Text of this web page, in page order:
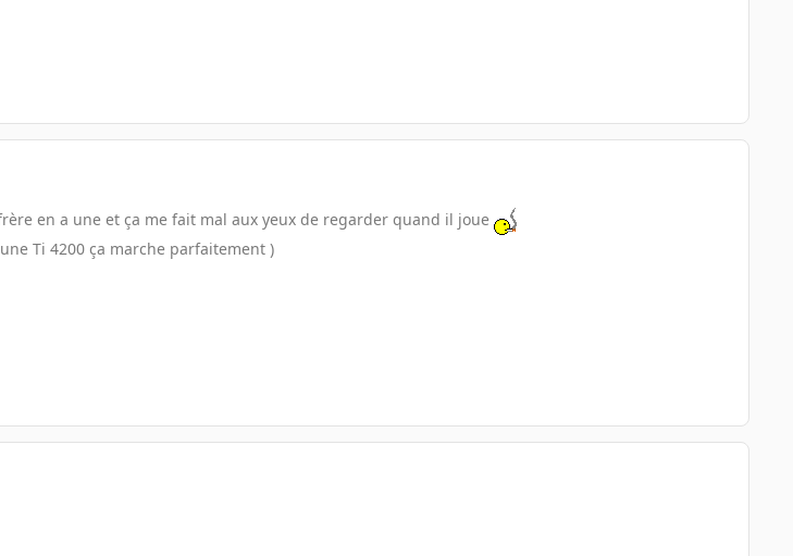
en a une et ça me fait mal aux yeux de regarder quand il joue
Ti 4200 ça marche parfaitement )